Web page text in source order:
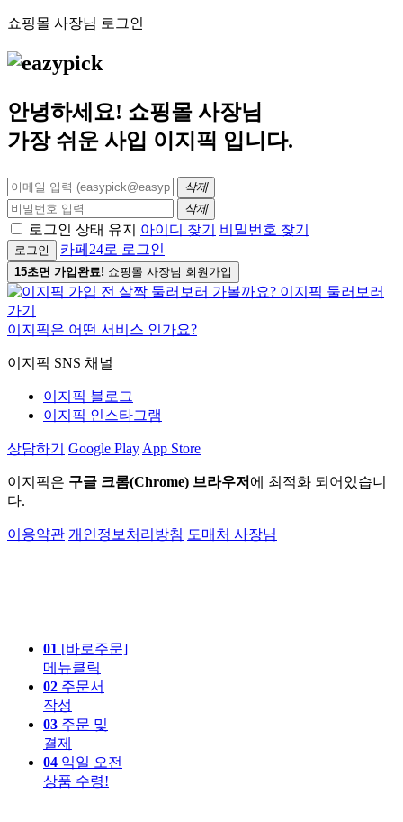
쇼핑몰 사장님 로그인
안녕하세요! 쇼핑몰 사장님
가장 쉬운 사입 이지픽 입니다.
삭제
삭제
로그인 상태 유지 아이디 찾기 비밀번호 찾기
로그인 카페24로 로그인
15초면 가입완료! 쇼핑몰 사장님 회원가입
이지픽은 어떤 서비스 인가요?
이지픽 SNS 채널
이지픽 블로그
이지픽 인스타그램
상담하기 Google Play App Store
이지픽은 구글 크롬(Chrome) 브라우저 에 최적화 되어있습니
다.
이용약관 개인정보처리방침 도매처 사장님
01 [바로주문]
메뉴클릭
02 주문서
작성
03 주문 및
결제
04 익일 오전
상품 수령!